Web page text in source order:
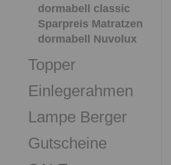
dormabell classic
Sparpreis Matratzen
dormabell Nuvolux
Topper
Einlegerahmen
Lampe Berger
Gutscheine